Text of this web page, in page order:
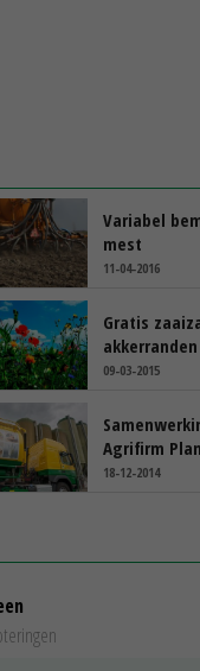
Variabel
mest
11-04-2016
Gratis
akkerranden
09-03-2015
Agrifirm
18-12-2014